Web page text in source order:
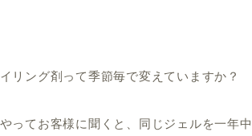
リング剤って季節毎で変えていますか？
ってお客様に聞くと、同じジェルを一年